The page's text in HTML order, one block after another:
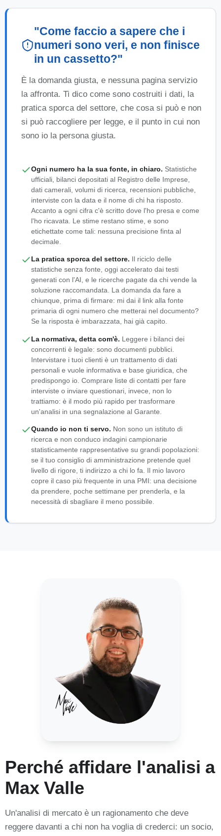
"Come faccio a sapere che i
numeri sono veri, e non finisce
in un cassetto?"
È la domanda giusta, e nessuna pagina servizio
la affronta. Ti dico come sono costruiti i dati, la
pratica sporca del settore, che cosa si può e non
si può raccogliere per legge, e il punto in cui non
sono io la persona giusta.
Ogni numero ha la sua fonte, in chiaro. Statistiche
ufficiali, bilanci depositati al Registro delle Imprese,
dati camerali, volumi di ricerca, recensioni pubbliche,
interviste con la data e il nome di chi ha risposto.
Accanto a ogni cifra c'è scritto dove l'ho presa e come
l'ho ricavata. Le stime restano stime, e sono
etichettate come tali: nessuna precisione finta al
decimale.
La pratica sporca del settore. Il riciclo delle
statistiche senza fonte, oggi accelerato dai testi
generati con l'AI, e le ricerche pagate da chi vende la
soluzione raccomandata. La domanda da fare a
chiunque, prima di firmare: mi dai il link alla fonte
primaria di ogni numero che metterai nel documento?
Se la risposta è imbarazzata, hai già capito.
La normativa, detta com'è. Leggere i bilanci dei
concorrenti è legale: sono documenti pubblici.
Intervistare i tuoi clienti è un trattamento di dati
personali e vuole informativa e base giuridica, che
predispongo io. Comprare liste di contatti per fare
interviste o inviare questionari, invece, non lo
trattiamo: è il modo più rapido per trasformare
un'analisi in una segnalazione al Garante.
Quando io non ti servo. Non sono un istituto di
ricerca e non conduco indagini campionarie
statisticamente rappresentative su grandi popolazioni:
se il tuo consiglio di amministrazione pretende quel
livello di rigore, ti indirizzo a chi lo fa. Il mio lavoro
copre il caso più frequente in una PMI: una decisione
da prendere, poche settimane per prenderla, e la
necessità di sbagliare il meno possibile.
Perché affidare l'analisi a
Max Valle
Un'analisi di mercato è un ragionamento che deve
reggere davanti a chi non ha voglia di crederci: un socio,